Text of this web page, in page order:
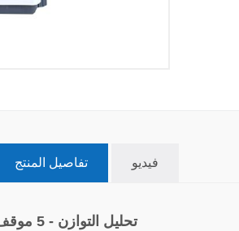
تفاصيل المنتج فيديو
تحليل التوازن - 5 موقف